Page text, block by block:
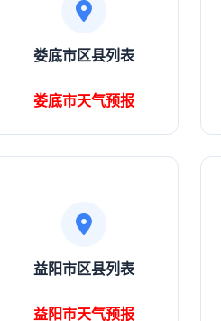
娄底市区县列表
娄底市天气预报
益阳市区县列表
益阳市天气预报